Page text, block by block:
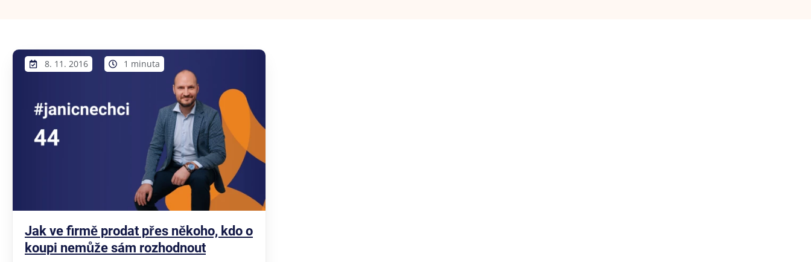
8. 11. 2016 1 minuta
Jak ve firmě prodat přes někoho, kdo o
koupi nemůže sám rozhodnout